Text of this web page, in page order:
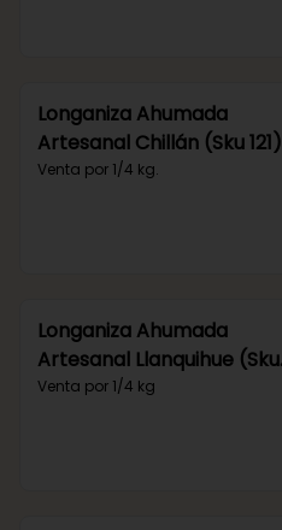
Longaniza Ahumada
Artesanal Chillán (Sku 121)
Venta por 1/4 kg.
Longaniza Ahumada
Artesanal Llanquihue (Sku
136)
Venta por 1/4 kg